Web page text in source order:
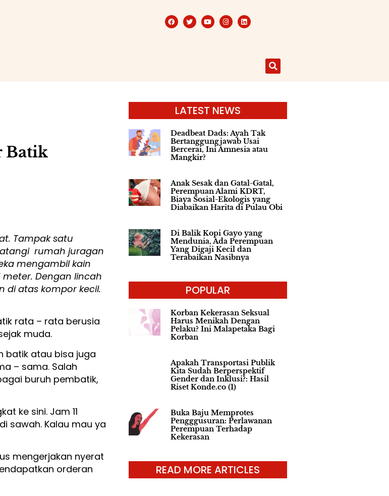
Batik
Tampak satu
rumah juragan
mengambil kain
Dengan lincah
di atas kompor kecil.
rata – rata berusia
muda.
batik atau bisa juga
– sama. Salah
buruh pembatik,
ke sini. Jam 11
sawah. Kalau mau ya
mengerjakan nyerat
orderan
LATEST NEWS
Deadbeat Dads: Ayah Tak
Bertanggungjawab Usai
Bercerai, Ini Amnesia atau
Mangkir?
Anak Sesak dan Gatal-Gatal,
Perempuan Alami KDRT,
Biaya Sosial-Ekologis yang
Diabaikan Harita di Pulau Obi
Di Balik Kopi Gayo yang
Mendunia, Ada Perempuan
Yang Digaji Kecil dan
Terabaikan Nasibnya
POPULAR
Korban Kekerasan Seksual
Harus Menikah Dengan
Pelaku? Ini Malapetaka Bagi
Korban
Apakah Transportasi Publik
Kita Sudah Berperspektif
Gender dan Inklusi?: Hasil
Riset Konde.co (1)
Buka Baju Memprotes
Pengggusuran: Perlawanan
Perempuan Terhadap
Kekerasan
READ MORE ARTICLES